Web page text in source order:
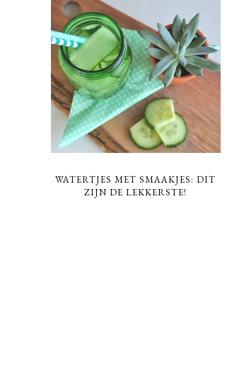
WATERTJES MET SMAAKJES: DIT
ZIJN DE LEKKERSTE!